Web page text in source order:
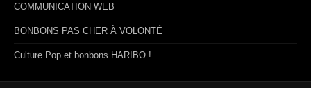
COMMUNICATION WEB
BONBONS PAS CHER À VOLONTÉ
Culture Pop et bonbons HARIBO !